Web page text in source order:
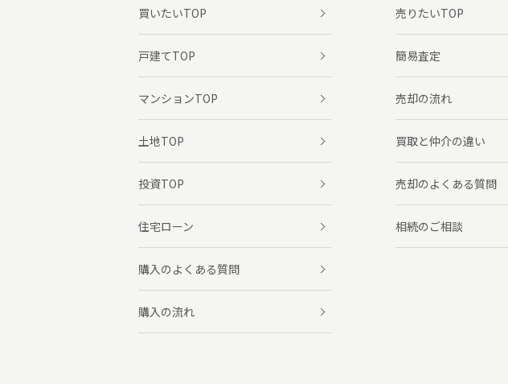
買いたいTOP
戸建てTOP
マンションTOP
土地TOP
投資TOP
住宅ローン
購入のよくある質問
購入の流れ
売りたいTOP
簡易査定
売却の流れ
買取と仲介の違い
売却のよくある質問
相続のご相談